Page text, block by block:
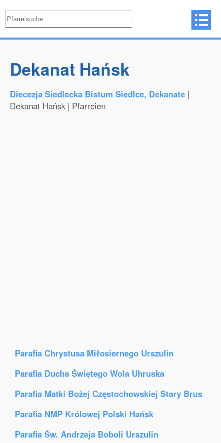
Dekanat Hańsk
Diecezja Siedlecka Bistum Siedlce, Dekanate |
Dekanat Hańsk | Pfarreien
Parafia Chrystusa Miłosiernego Urszulin
Parafia Ducha Świętego Wola Uhruska
Parafia Matki Bożej Częstochowskiej Stary Brus
Parafia NMP Królowej Polski Hańsk
Parafia Św. Andrzeja Boboli Urszulin